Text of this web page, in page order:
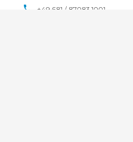
+49 681 / 87083 1001